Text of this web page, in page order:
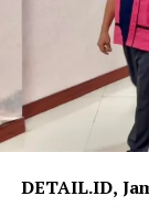
seleksi Polda
Sumatera
‎Korban lain
Dirpamobvit
Sementara
dengan janji
DETAIL.ID,